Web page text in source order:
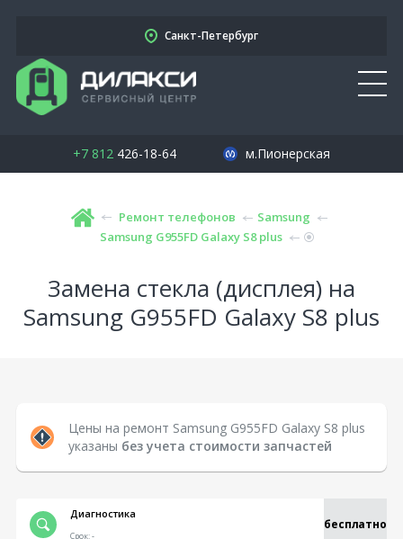
Санкт-Петербург
+7 812426-18-64 м.Пионерская
Ремонт телефонов
Samsung
Samsung G955FD Galaxy S8 plus
Замена стекла (дисплея) на
Samsung G955FD Galaxy S8 plus
Цены на ремонт Samsung G955FD Galaxy S8 plus
указаны без учета стоимости запчастей
Диагностика
бесплатно
Срок:-